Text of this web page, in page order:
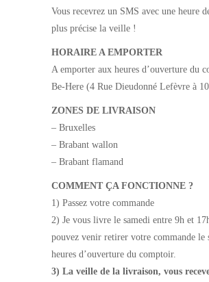
Vous recevrez un SMS avec une heure
plus précise la veille !
HORAIRE A EMPORTER
A emporter aux heures d’ouverture du
Be-Here (4 Rue Dieudonné Lefèvre à
ZONES DE LIVRAISON
– Bruxelles
– Brabant wallon
– Brabant flamand
COMMENT ÇA FONCTIONNE ?
1) Passez votre commande
2) Je vous livre le samedi entre 9h et
pouvez venir retirer votre commande le
heures d’ouverture du comptoir.
3) La veille de la livraison, vous